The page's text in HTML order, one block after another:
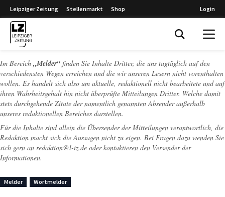
Leipziger Zeitung Stellenmarkt Shop Login
Im Bereich „Melder“ finden Sie Inhalte Dritter, die uns tagtäglich auf den
verschiedensten Wegen erreichen und die wir unseren Lesern nicht vorenthalten
wollen. Es handelt sich also um aktuelle, redaktionell nicht bearbeitete und auf
ihren Wahrheitsgehalt hin nicht überprüfte Mitteilungen Dritter. Welche damit
stets durchgehende Zitate der namentlich genannten Absender außerhalb
unseres redaktionellen Bereiches darstellen.
Für die Inhalte sind allein die Übersender der Mitteilungen verantwortlich, die
Redaktion macht sich die Aussagen nicht zu eigen. Bei Fragen dazu wenden Sie
sich gern an redaktion@l-iz.de oder kontaktieren den Versender der
Informationen.
Melder Wortmelder